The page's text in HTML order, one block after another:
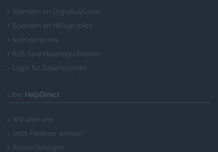
Spenden an Organisationen
Spenden an Hilfsprojekte
Spendenpools
B2B-Spendenmöglichkeiten
Login für Dauerspender
Über HelpDirect
Wir über uns
Jetzt Förderer werden
Auszeichnungen